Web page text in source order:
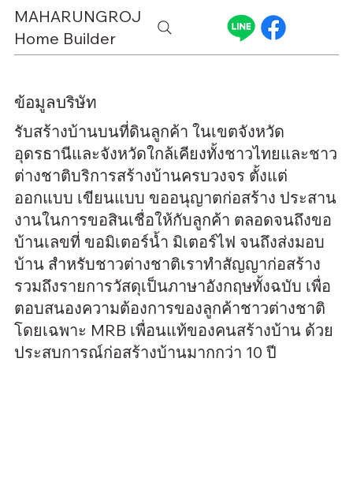
MAHARUNGROJ
Home Builder
ข้อมูลบริษัท
รับสร้างบ้านบนที่ดินลูกค้า ในเขตจังหวัด
อุดรธานีและจังหวัดใกล้เคียงทั้งชาวไทยและชาว
ต่างชาติบริการสร้างบ้านครบวงจร ตั้งแต่
ออกแบบ เขียนแบบ ขออนุญาตก่อสร้าง ประสาน
งานในการขอสินเชื่อให้กับลูกค้า ตลอดจนถึงขอ
บ้านเลขที่ ขอมิเตอร์น้ำ มิเตอร์ไฟ จนถึงส่งมอบ
บ้าน สำหรับชาวต่างชาติเราทำสัญญาก่อสร้าง
รวมถึงรายการวัสดุเป็นภาษาอังกฤษทั้งฉบับ เพื่อ
ตอบสนองความต้องการของลูกค้าชาวต่างชาติ
โดยเฉพาะ MRB เพื่อนแท้ของคนสร้างบ้าน ด้วย
ประสบการณ์ก่อสร้างบ้านมากกว่า 10 ปี